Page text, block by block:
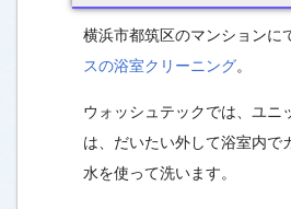
横浜市都筑区のマンションに
スの浴室クリーニング。
ウォッシュテックでは、ユニ
は、だいたい外して浴室内で
水を使って洗います。